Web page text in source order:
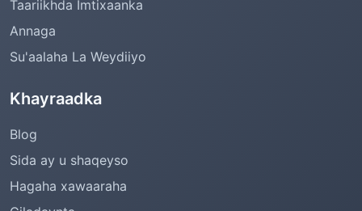
Taariikhda Imtixaanka
Annaga
Su'aalaha La Weydiiyo
Khayraadka
Blog
Sida ay u shaqeyso
Hagaha xawaaraha